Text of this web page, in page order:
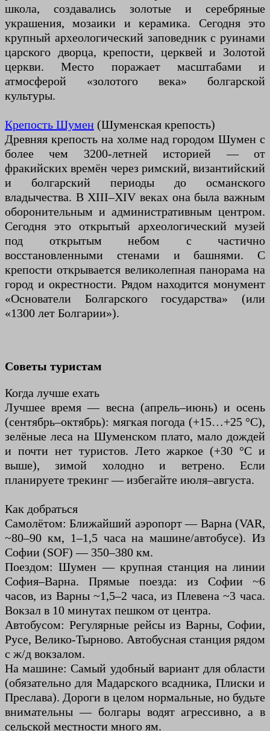
школа, создавались золотые и серебряные
украшения, мозаики и керамика. Сегодня это
крупный археологический заповедник с руинами
царского дворца, крепости, церквей и Золотой
церкви. Место поражает масштабами и
атмосферой «золотого века» болгарской
культуры.
Крепость Шумен (Шуменская крепость)
Древняя крепость на холме над городом Шумен с
более чем 3200-летней историей — от
фракийских времён через римский, византийский
и болгарский периоды до османского
владычества. В XIII–XIV веках она была важным
оборонительным и административным центром.
Сегодня это открытый археологический музей
под открытым небом с частично
восстановленными стенами и башнями. С
крепости открывается великолепная панорама на
город и окрестности. Рядом находится монумент
«Основатели Болгарского государства» (или
«1300 лет Болгарии»).
Советы туристам
Когда лучше ехать
Лучшее время — весна (апрель–июнь) и осень
(сентябрь–октябрь): мягкая погода (+15…+25 °C),
зелёные леса на Шуменском плато, мало дождей
и почти нет туристов. Лето жаркое (+30 °C и
выше), зимой холодно и ветрено. Если
планируете трекинг — избегайте июля–августа.
Как добраться
Самолётом: Ближайший аэропорт — Варна (VAR,
~80–90 км, 1–1,5 часа на машине/автобусе). Из
Софии (SOF) — 350–380 км.
Поездом: Шумен — крупная станция на линии
София–Варна. Прямые поезда: из Софии ~6
часов, из Варны ~1,5–2 часа, из Плевена ~3 часа.
Вокзал в 10 минутах пешком от центра.
Автобусом: Регулярные рейсы из Варны, Софии,
Русе, Велико-Тырново. Автобусная станция рядом
с ж/д вокзалом.
На машине: Самый удобный вариант для области
(обязательно для Мадарского всадника, Плиски и
Преслава). Дороги в целом нормальные, но будьте
внимательны — болгары водят агрессивно, а в
сельской местности много ям.